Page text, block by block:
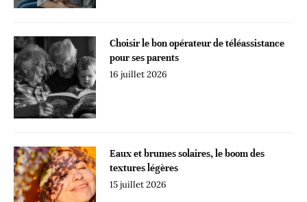
Choisir le bon opérateur de téléassistance
pour ses parents
16 juillet 2026
Eaux et brumes solaires, le boom des
textures légères
15 juillet 2026